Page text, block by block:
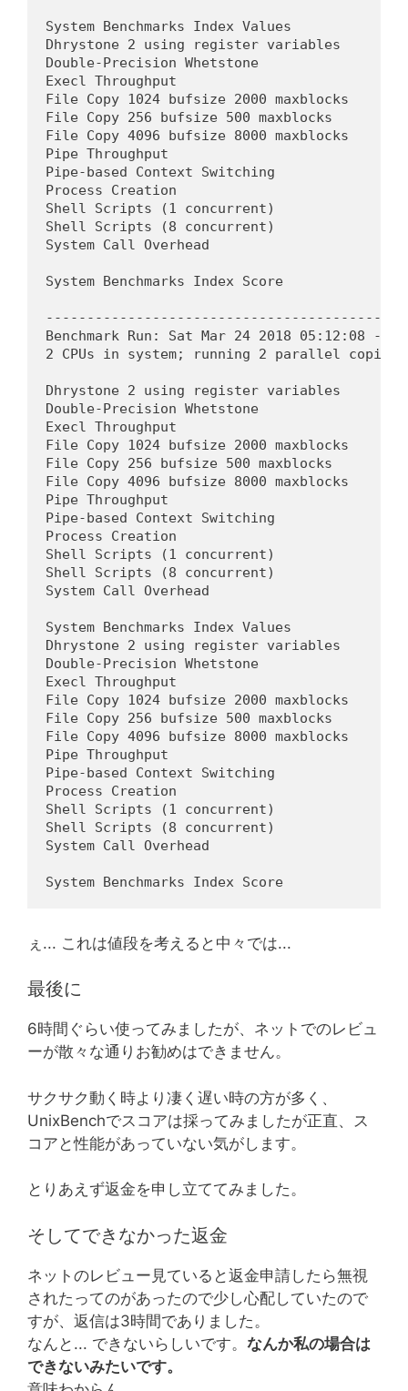
System Benchmarks Index Values
Dhrystone 2 using register variables
Double-Precision Whetstone
Execl Throughput
File Copy 1024 bufsize 2000 maxblocks
File Copy 256 bufsize 500 maxblocks
File Copy 4096 bufsize 8000 maxblocks
Pipe Throughput
Pipe-based Context Switching
Process Creation
Shell Scripts (1 concurrent)
Shell Scripts (8 concurrent)
System Call Overhead
System Benchmarks Index Score
Benchmark Run: Sat Mar 24 2018 05:12:08 -
2 CPUs in system; running 2 parallel
Dhrystone 2 using register variables
Double-Precision Whetstone
Execl Throughput
File Copy 1024 bufsize 2000 maxblocks
File Copy 256 bufsize 500 maxblocks
File Copy 4096 bufsize 8000 maxblocks
Pipe Throughput
Pipe-based Context Switching
Process Creation
Shell Scripts (1 concurrent)
Shell Scripts (8 concurrent)
System Call Overhead
System Benchmarks Index Values
Dhrystone 2 using register variables
Double-Precision Whetstone
Execl Throughput
File Copy 1024 bufsize 2000 maxblocks
File Copy 256 bufsize 500 maxblocks
File Copy 4096 bufsize 8000 maxblocks
Pipe Throughput
Pipe-based Context Switching
Process Creation
Shell Scripts (1 concurrent)
Shell Scripts (8 concurrent)
System Call Overhead
System Benchmarks Index Score
ぇ... これは値段を考えると中々では...
最後に
6時間ぐらい使ってみましたが、ネットでのレビュ
ーが散々な通りお勧めはできません。
サクサク動く時より凄く遅い時の方が多く、
UnixBenchでスコアは採ってみましたが正直、ス
コアと性能があっていない気がします。
とりあえず返金を申し立ててみました。
そしてできなかった返金
ネットのレビュー見ていると返金申請したら無視
されたってのがあったので少し心配していたので
すが、返信は3時間でありました。
なんと... できないらしいです。 なんか私の場合は
できないみたいです。